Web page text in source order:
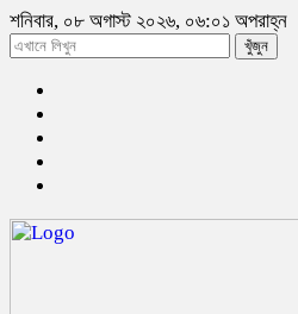
শনিবার, ০৮ অগাস্ট ২০২৬, ০৬:০১ অপরাহ্ন
খুঁজুন